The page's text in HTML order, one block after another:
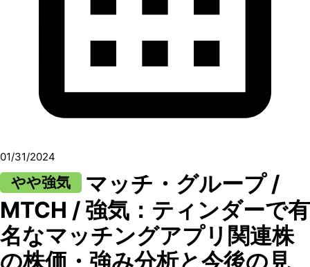
01/31/2024
やや強気
マッチ・グループ /
MTCH / 強気：ティンダーで有
名なマッチングアプリ関連株
の株価・強み分析と今後の見